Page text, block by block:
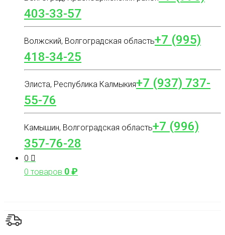
403-33-57
Волжский, Волгоградская область+7 (995)
418-34-25
Элиста, Республика Калмыкия+7 (937) 737-
55-76
Камышин, Волгоградская область+7 (996)
357-76-28
0
0 товаров 0₽